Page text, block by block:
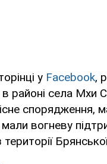
у Facebook,
в районі села Мхи
спорядження,
вогневу